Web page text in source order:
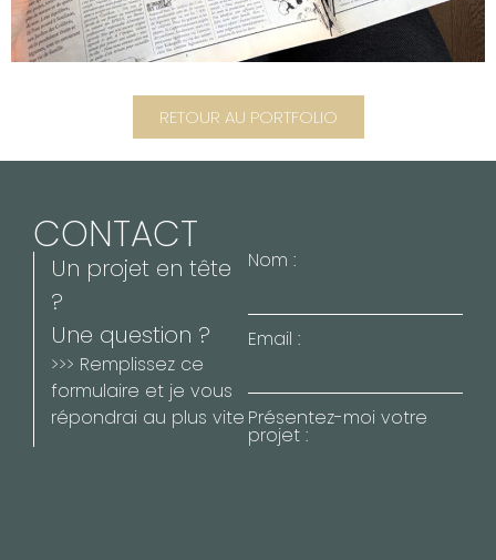
RETOUR AU PORTFOLIO
CONTACT
Un projet en tête
?
Une question ?
>>> Remplissez ce
formulaire et je vous
répondrai au plus vite
Nom :
Email :
Présentez-moi votre
projet :